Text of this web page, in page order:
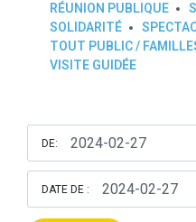
RÉUNION PUBLIQUE
SOLIDARITÉ
TOUT PUBLIC /
VISITE GUIDÉE
DE:
DATE DE :